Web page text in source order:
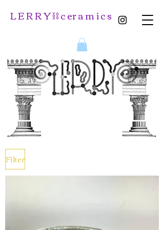
L E R R Y ⛓️ c er a m i c s
Filter